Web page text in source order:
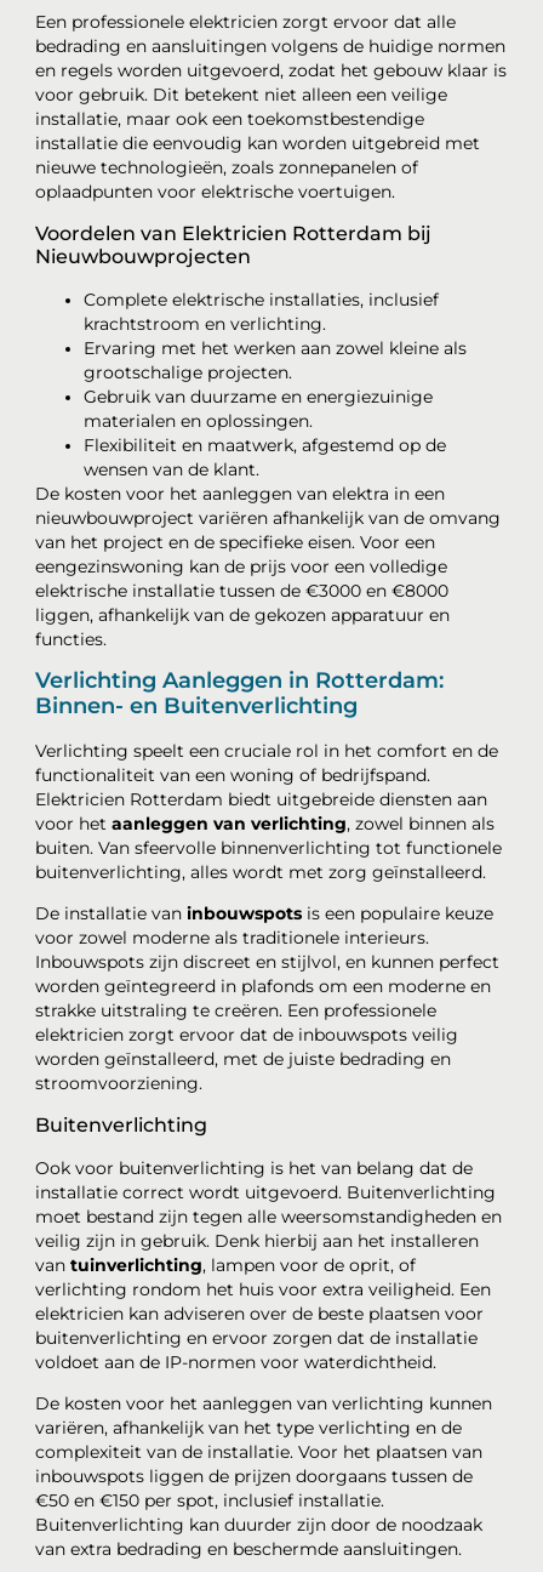
Een professionele elektricien zorgt ervoor dat alle
bedrading en aansluitingen volgens de huidige normen
en regels worden uitgevoerd, zodat het gebouw klaar is
voor gebruik. Dit betekent niet alleen een veilige
installatie, maar ook een toekomstbestendige
installatie die eenvoudig kan worden uitgebreid met
nieuwe technologieën, zoals zonnepanelen of
oplaadpunten voor elektrische voertuigen.
Voordelen van Elektricien Rotterdam bij
Nieuwbouwprojecten
Complete elektrische installaties, inclusief
krachtstroom en verlichting.
Ervaring met het werken aan zowel kleine als
grootschalige projecten.
Gebruik van duurzame en energiezuinige
materialen en oplossingen.
Flexibiliteit en maatwerk, afgestemd op de
wensen van de klant.
De kosten voor het aanleggen van elektra in een
nieuwbouwproject variëren afhankelijk van de omvang
van het project en de specifieke eisen. Voor een
eengezinswoning kan de prijs voor een volledige
elektrische installatie tussen de €3000 en €8000
liggen, afhankelijk van de gekozen apparatuur en
functies.
Verlichting Aanleggen in Rotterdam:
Binnen- en Buitenverlichting
Verlichting speelt een cruciale rol in het comfort en de
functionaliteit van een woning of bedrijfspand.
Elektricien Rotterdam biedt uitgebreide diensten aan
voor hetaanleggen van verlichting, zowel binnen als
buiten. Van sfeervolle binnenverlichting tot functionele
buitenverlichting, alles wordt met zorg geïnstalleerd.
De installatie vaninbouwspots is een populaire keuze
voor zowel moderne als traditionele interieurs.
Inbouwspots zijn discreet en stijlvol, en kunnen perfect
worden geïntegreerd in plafonds om een moderne en
strakke uitstraling te creëren. Een professionele
elektricien zorgt ervoor dat de inbouwspots veilig
worden geïnstalleerd, met de juiste bedrading en
stroomvoorziening.
Buitenverlichting
Ook voor buitenverlichting is het van belang dat de
installatie correct wordt uitgevoerd. Buitenverlichting
moet bestand zijn tegen alle weersomstandigheden en
veilig zijn in gebruik. Denk hierbij aan het installeren
vantuinverlichting, lampen voor de oprit, of
verlichting rondom het huis voor extra veiligheid. Een
elektricien kan adviseren over de beste plaatsen voor
buitenverlichting en ervoor zorgen dat de installatie
voldoet aan de IP-normen voor waterdichtheid.
De kosten voor het aanleggen van verlichting kunnen
variëren, afhankelijk van het type verlichting en de
complexiteit van de installatie. Voor het plaatsen van
inbouwspots liggen de prijzen doorgaans tussen de
€50 en €150 per spot, inclusief installatie.
Buitenverlichting kan duurder zijn door de noodzaak
van extra bedrading en beschermde aansluitingen.